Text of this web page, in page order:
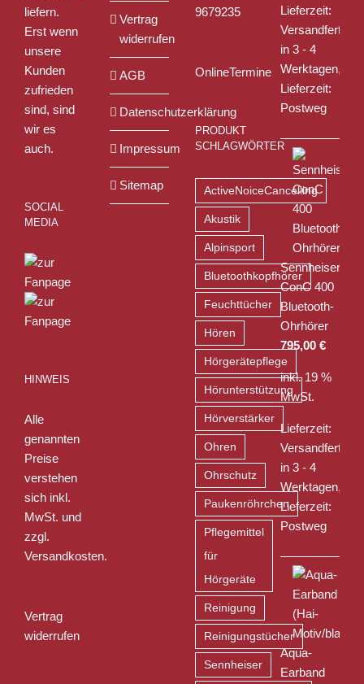
liefern.
Erst wenn
unsere
Kunden
zufrieden
sind, sind
wir es
auch.
SOCIAL
MEDIA
HINWEIS
Alle
genannten
Preise
verstehen
sich inkl.
MwSt. und
zzgl.
Versandkosten.
Vertrag
widerrufen
Vertrag
widerrufen
AGB
Datenschutzerklärung
Impressum
Sitemap
9679235
OnlineTermine
PRODUKT
SCHLAGWÖRTER
ActiveNoiceCancelling
Akustik
Alpinsport
Bluetoothkopfhörer
Feuchttücher
Hören
Hörgerätepflege
Hörunterstützung
Hörverstärker
Ohren
Ohrschutz
Paukenröhrchen
Pflegemittel
für
Hörgeräte
Reinigung
Reinigungstücher
Sennheiser
Lieferzeit:
Versandfertig
in 3 - 4
Werktagen,
Lieferzeit:
Postweg
Sennheiser
ConC 400
Bluetooth-
Ohrhörer
795,00 €
inkl. 19 %
MwSt.
Lieferzeit:
Versandfertig
in 3 - 4
Werktagen,
Lieferzeit:
Postweg
Aqua-
Earband